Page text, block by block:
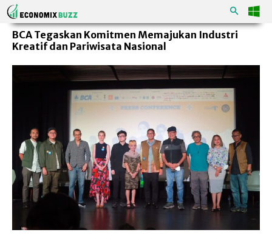
BCA Tegaskan Komitmen Memajukan Industri
Kreatif dan Pariwisata Nasional